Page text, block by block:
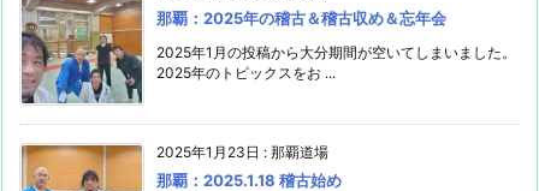
那覇：2025年の稽古＆稽古収め＆忘年会
2025年1月の投稿から大分期間が空いてしまいました。
2025年のトピックスをお ...
2025年1月23日 : 那覇道場
那覇：2025.1.18 稽古始め